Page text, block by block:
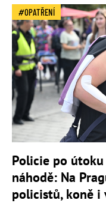
OPATŘENÍ
Policie po
náhodě: Na
policistů, koně